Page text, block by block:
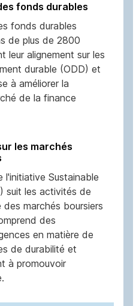
fonds durables
fonds durables
de plus de 2800
leur alignement sur les
durable (ODD) et
à améliorer la
de la finance
les marchés
Sustainable
suit les activités de
marchés boursiers
des
en matière de
de durabilité et
à promouvoir